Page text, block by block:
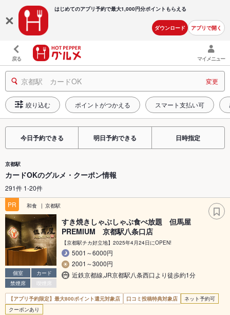
はじめてのアプリ予約で最大1,000円分ポイントもらえる
ダウンロード アプリで開く
戻る マイメニュー
京都駅 カードOK 変更
絞り込む ポイントがつかえる スマート支払い可
今日予約できる 明日予約できる 日時指定
京都駅
カードOKのグルメ・クーポン情報
291件 1-20件
PR
和食 京都駅
個室
カード
禁煙席
喫煙席
すき焼きしゃぶしゃぶ食べ放題 但馬屋
PREMIUM 京都駅八条口店
【京都駅チカ好立地】2025年4月24日にOPEN!
5001～6000円
2001～3000円
近鉄京都線,JR京都駅八条西口より徒歩約1分
【アプリ予約限定】最大800ポイント還元対象店 口コミ投稿特典対象店
ネット予約可
クーポンあり